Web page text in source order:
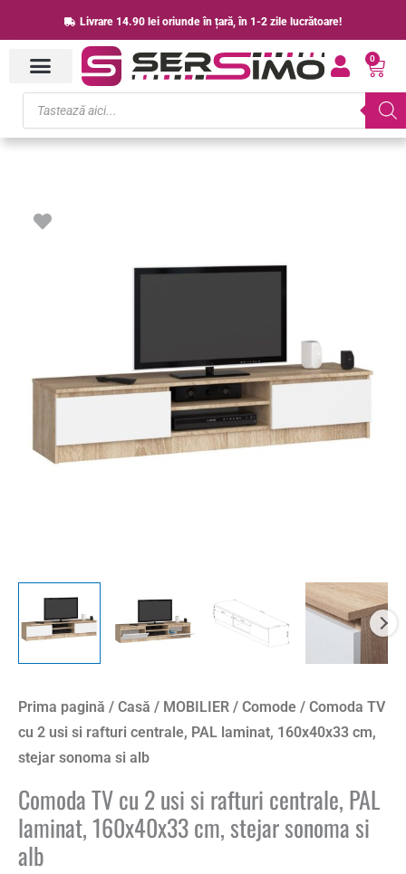
to
content
Livrare 14.90 lei oriunde în țară, în 1-2 zile lucrătoare!
0
Cart
Products
search
Prima pagină / Casă / MOBILIER / Comode / Comoda TV
cu 2 usi si rafturi centrale, PAL laminat, 160x40x33 cm,
stejar sonoma si alb
Comoda TV cu 2 usi si rafturi centrale, PAL
laminat, 160x40x33 cm, stejar sonoma si
alb
Comoda
rafturi
laminat,
si